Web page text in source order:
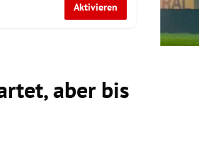
Aktivieren
aber bis